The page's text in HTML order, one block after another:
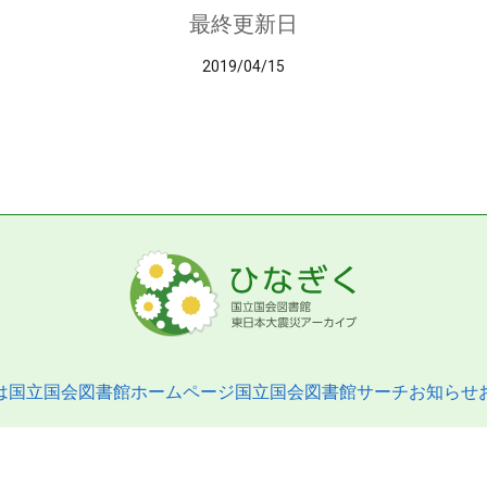
最終更新日
2019/04/15
国立国会図書館ホームページ国立国会図書館サーチお知らせ